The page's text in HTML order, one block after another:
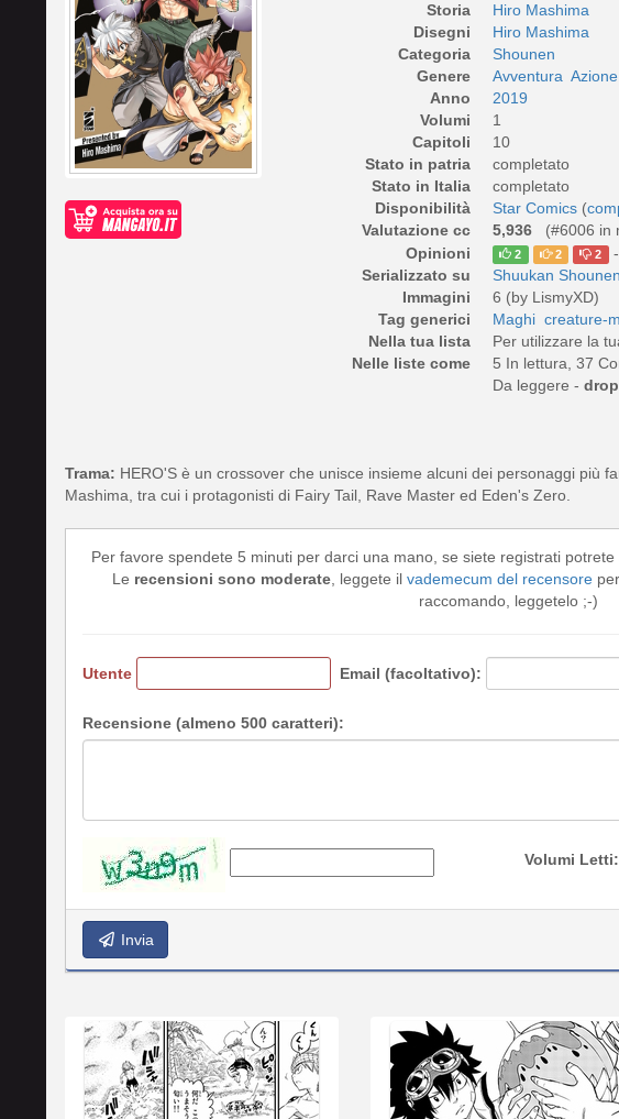
Storia
Hiro Mashima
Disegni
Hiro Mashima
Categoria
Shounen
Genere
Avventura Azione
Anno
2019
Volumi
1
Capitoli
10
Stato in patria
completato
Stato in Italia
completato
Disponibilità
Star Comics (
Valutazione cc
5,936 (#6006 in
Opinioni
2 2 2 -
Serializzato su
Shuukan
Immagini
6 (by LismyXD)
Tag generici
Maghi creature-
Nella tua lista
Per utilizzare la
Nelle liste come
5 In lettura, 37
Da leggere -
Trama: HERO'S è un crossover che unisce insieme alcuni dei personaggi più
Mashima, tra cui i protagonisti di Fairy Tail, Rave Master ed Eden's Zero.
Per favore spendete 5 minuti per darci una mano, se siete registrati
Le recensioni sono moderate , leggete il vademecum del recensore
raccomando, leggetelo ;-)
Utente Email (facoltativo):
Recensione (almeno 500 caratteri):
Volumi Letti:
Invia